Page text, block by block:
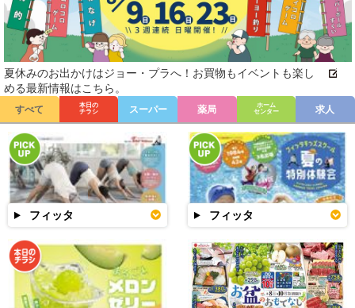
夏休みのお出かけはジョー・プラへ！お買物もイベントも楽し
める最新情報はこちら。
すべて
本日の
チラシ
スーパー 薬局
ホーム
センター
求人
フィッタ フィッタ